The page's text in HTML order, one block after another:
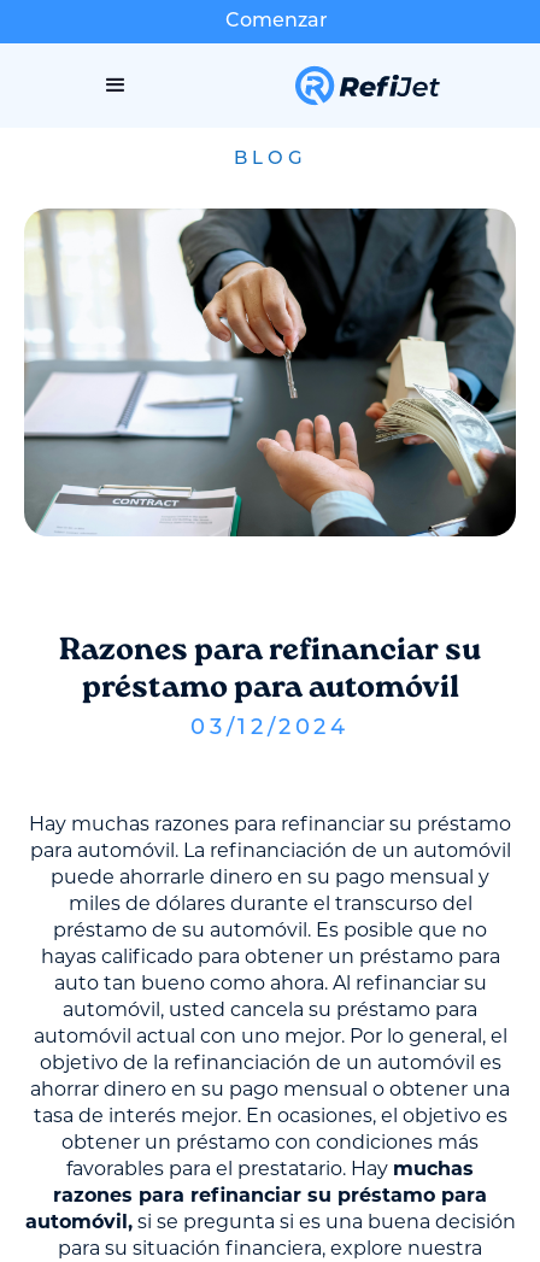
Comenzar
BLOG
Razones para refinanciar su
préstamo para automóvil
03 /12 /2024
Hay muchas razones para refinanciar su préstamo
para automóvil. La refinanciación de un automóvil
puede ahorrarle dinero en su pago mensual y
miles de dólares durante el transcurso del
préstamo de su automóvil. Es posible que no
hayas calificado para obtener un préstamo para
auto tan bueno como ahora. Al refinanciar su
automóvil, usted cancela su préstamo para
automóvil actual con uno mejor. Por lo general, el
objetivo de la refinanciación de un automóvil es
ahorrar dinero en su pago mensual o obtener una
tasa de interés mejor. En ocasiones, el objetivo es
obtener un préstamo con condiciones más
favorables para el prestatario. Hay muchas
razones para refinanciar su préstamo para
automóvil,si se pregunta si es una buena decisión
para su situación financiera, explore nuestra